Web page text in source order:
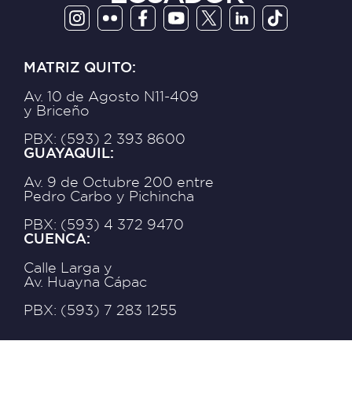
MATRIZ QUITO:
Av. 10 de Agosto N11-409
y Briceño
PBX: (593) 2 393 8600
GUAYAQUIL:
Av. 9 de Octubre 200 entre
Pedro Carbo y Pichincha
PBX: (593) 4 372 9470
CUENCA:
Calle Larga y
Av. Huayna Cápac
PBX: (593) 7 283 1255